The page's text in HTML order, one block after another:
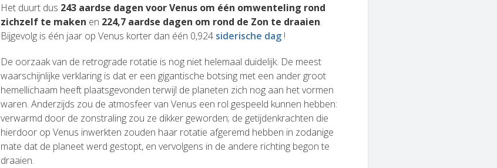
Het duurt dus 243 aardse dagen voor Venus om één omwenteling rond
zichzelf te maken en 224,7 aardse dagen om rond de Zon te draaien.
Bijgevolg is één jaar op Venus korter dan één 0,924 siderische dag !
De oorzaak van de retrograde rotatie is nog niet helemaal duidelijk. De meest
waarschijnlijke verklaring is dat er een gigantische botsing met een ander groot
hemellichaam heeft plaatsgevonden terwijl de planeten zich nog aan het vormen
waren. Anderzijds zou de atmosfeer van Venus een rol gespeeld kunnen hebben:
verwarmd door de zonstraling zou ze dikker geworden; de getijdenkrachten die
hierdoor op Venus inwerkten zouden haar rotatie afgeremd hebben in zodanige
mate dat de planeet werd gestopt, en vervolgens in de andere richting begon te
draaien.